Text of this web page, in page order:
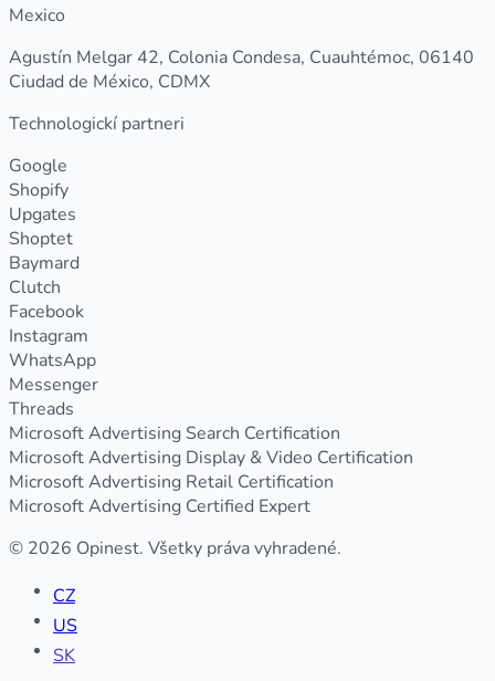
Mexico
Agustín Melgar 42, Colonia Condesa, Cuauhtémoc, 06140
Ciudad de México, CDMX
Technologickí partneri
Google
Shopify
Upgates
Shoptet
Baymard
Clutch
Facebook
Instagram
WhatsApp
Messenger
Threads
Microsoft Advertising Search Certification
Microsoft Advertising Display & Video Certification
Microsoft Advertising Retail Certification
Microsoft Advertising Certified Expert
© 2026 Opinest. Všetky práva vyhradené.
CZ
US
SK